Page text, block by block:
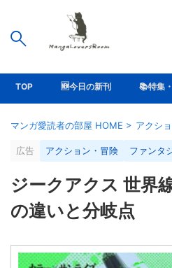
TOP 🆕今日の新刊 📚特集
マンガ愛読者の部屋 HOME > アクシ
広告 アクション・冒険 ファンタ
ジークアクス 世界
の違いと分岐点